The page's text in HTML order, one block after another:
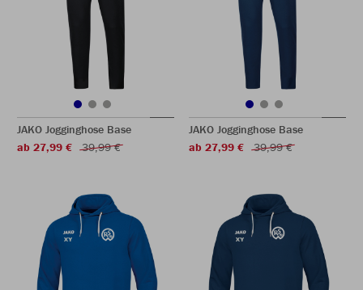
JAKO Jogginghose Base
ab 27,99 €
39,99 €
JAKO Jogginghose Base
ab 27,99 €
39,99 €